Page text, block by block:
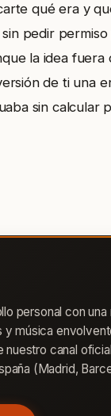
qué era y
pedir
la idea fuera
de ti una
sin calcular
personal con una
música
canal
(Madrid,